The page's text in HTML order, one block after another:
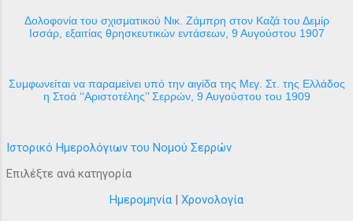
Δολοφονία του σχισματικού Νικ. Ζάμπρη στον Καζά του Δεμίρ
Ισσάρ, εξαιτίας θρησκευτικών εντάσεων, 9 Αυγούστου 1907
Συμφωνείται να παραμείνει υπό την αιγίδα της Μεγ. Στ. της Ελλάδος
η Στοά ‘‘Αριστοτέλης’’ Σερρών, 9 Αυγούστου του 1909
Ιστορικό Ημερολόγιων του Νομού Σερρών
Επιλέξτε ανά κατηγορία
Ημερομηνία | Χρονολογία